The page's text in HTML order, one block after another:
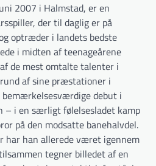
2007 i Halmstad, er en
der til daglig er på
optræder i landets bedste
i midten af teenageårene
de mest omtalte talenter i
af sine præstationer i
debut i
– i en særligt følelsesladet kamp
på den modsatte banehalvdel.
har han allerede været igennem
tegner billedet af en